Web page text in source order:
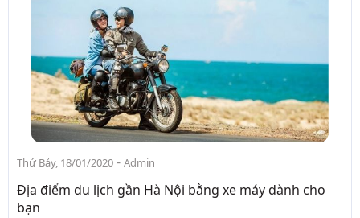
Thứ Bảy, 18/01/2020 - Admin
Địa điểm du lịch gần Hà Nội bằng xe máy dành cho
bạn